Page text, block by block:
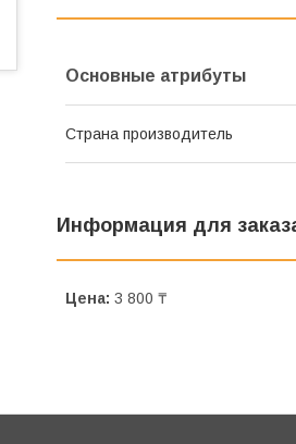
Основные атрибуты
Страна производитель
Информация для
Цена: 3 800 ₸